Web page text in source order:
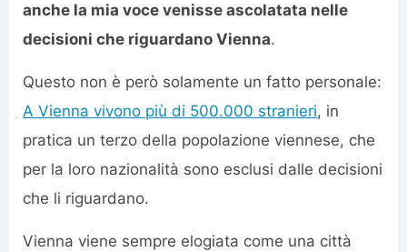
anche la mia voce venisse ascolatata nelle
decisioni che riguardano Vienna.
Questo non è però solamente un fatto personale:
A Vienna vivono più di 500.000 stranieri, in
pratica un terzo della popolazione viennese, che
per la loro nazionalità sono esclusi dalle decisioni
che li riguardano.
Vienna viene sempre elogiata come una città